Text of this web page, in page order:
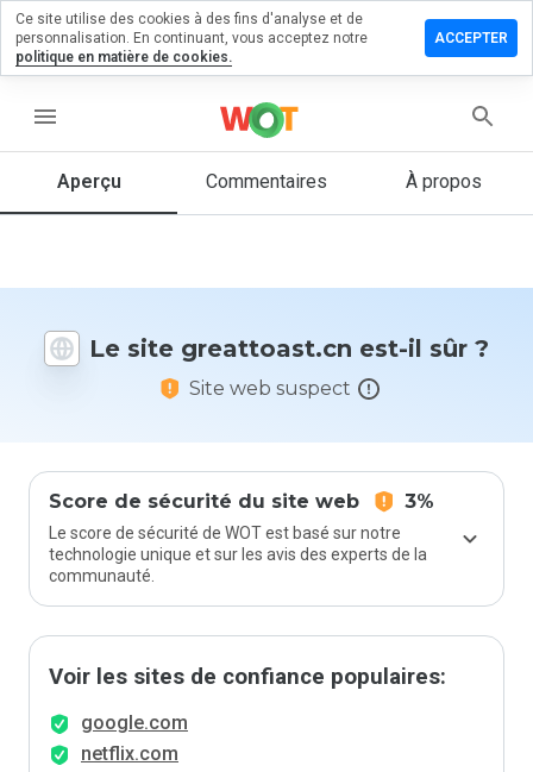
menu
Aperçu Commentaires À propos
Le site greattoast.cn est-il sûr ?
Site web suspect
Score de sécurité du site web 3%
Le score de sécurité de WOT est basé sur notre
technologie unique et sur les avis des experts de la
communauté.
Voir les sites de confiance populaires:
google.com
netflix.com
un
1 et 5
vous à ce
site ?
Ce site utilise des cookies à des fins d'analyse et de
personnalisation. En continuant, vous acceptez notre
politique en matière de cookies.
ACCEPTER